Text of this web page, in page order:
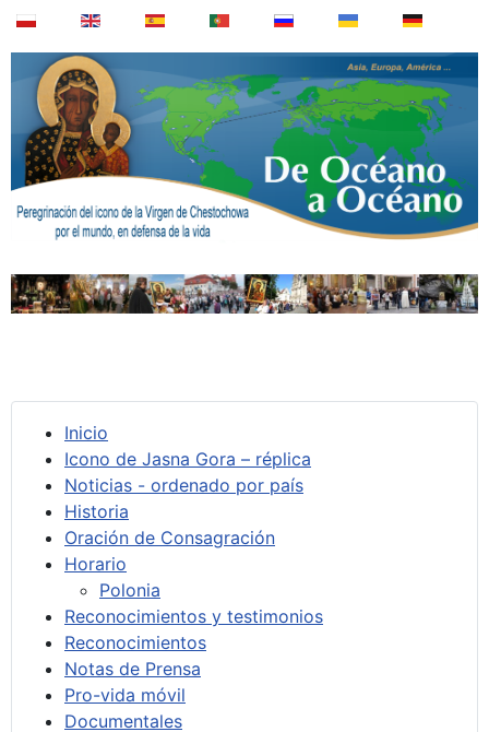
Inicio
Icono de Jasna Gora – réplica
Noticias - ordenado por país
Historia
Oración de Consagración
Horario
Polonia
Reconocimientos y testimonios
Reconocimientos
Notas de Prensa
Pro-vida móvil
Documentales